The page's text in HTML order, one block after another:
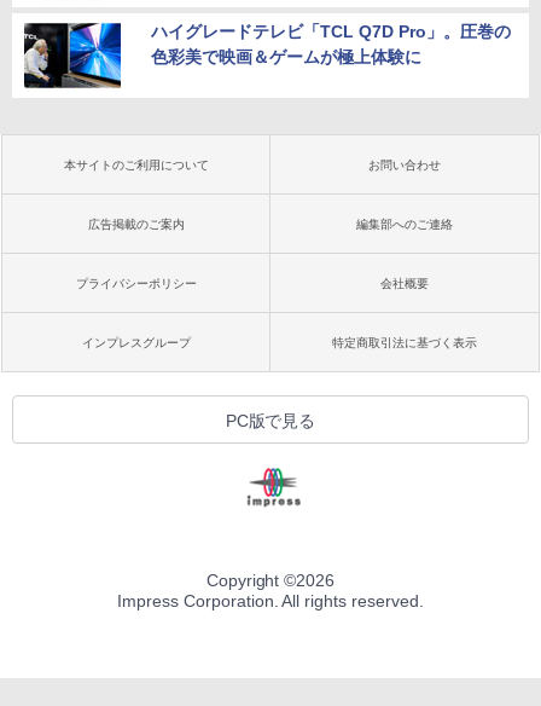
ハイグレードテレビ「TCL Q7D Pro」。圧巻の
色彩美で映画＆ゲームが極上体験に
本サイトのご利用について お問い合わせ
広告掲載のご案内 編集部へのご連絡
プライバシーポリシー 会社概要
インプレスグループ 特定商取引法に基づく表示
PC版で見る
Copyright ©2026
Impress Corporation. All rights reserved.